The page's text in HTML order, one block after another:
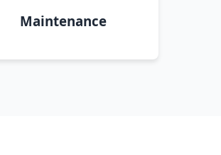
Maintenance